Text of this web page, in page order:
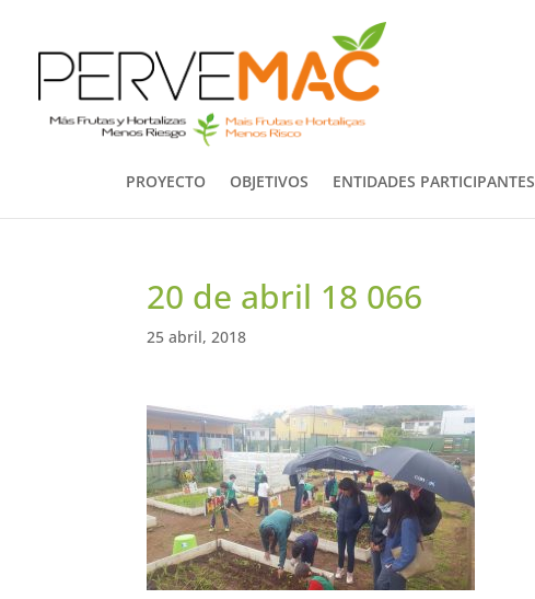
PROYECTO OBJETIVOS ENTIDADES PARTICIPANTES
20 de abril 18 066
25 abril, 2018